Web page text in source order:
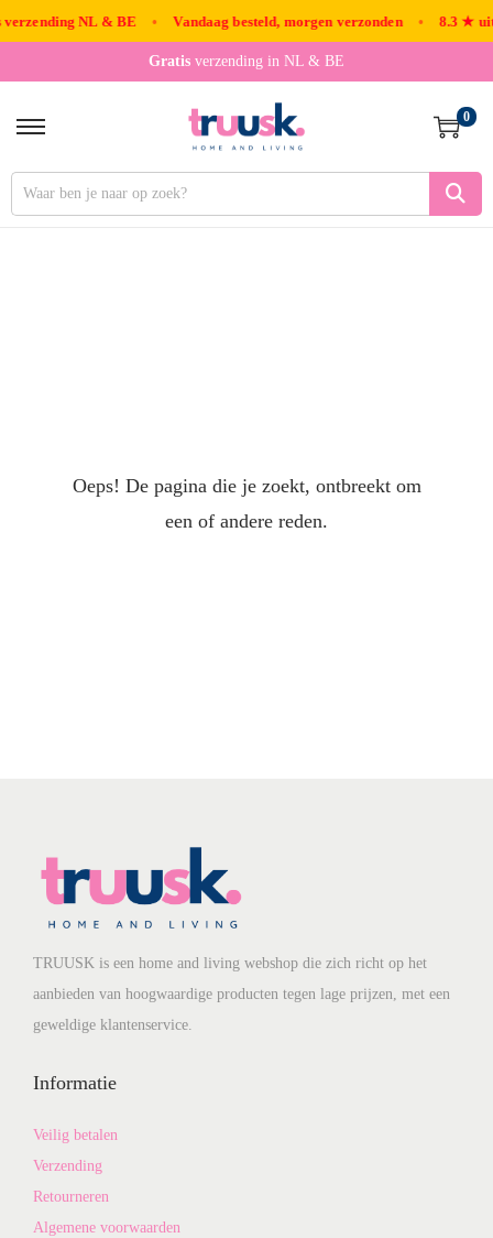
NL & BE Vandaag besteld, morgen verzonden 8.3 ★ uit
Gratis verzending in NL & BE
0
Oeps! De pagina die je zoekt, ontbreekt om
een ​​of andere reden.
TRUUSK is een home and living webshop die zich richt op het
aanbieden van hoogwaardige producten tegen lage prijzen, met een
geweldige klantenservice.
Informatie
Veilig betalen
Verzending
Retourneren
Algemene voorwaarden